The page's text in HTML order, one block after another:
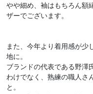
やや細め、袖はもちろん額
ザーでございます。
また、今年より着用感が少
地に。
ブランドの代表である野澤
わけでなく、熟練の職人さ
と。